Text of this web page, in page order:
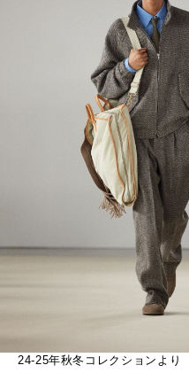
24-25年秋冬コレクションより